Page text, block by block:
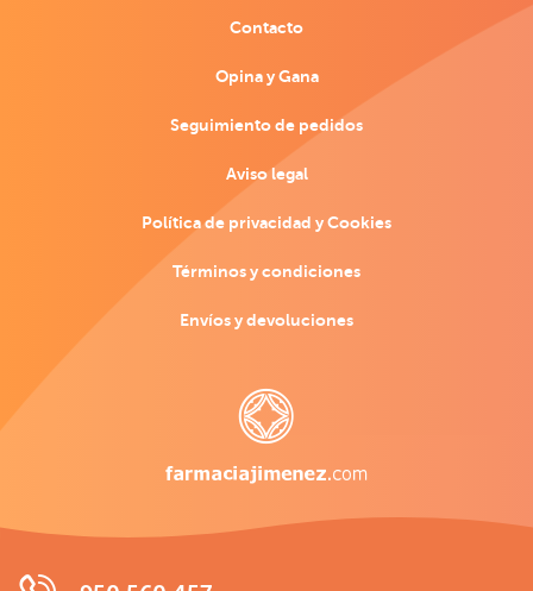
Contacto
Opina y Gana
Seguimiento de pedidos
Aviso legal
Política de privacidad y Cookies
Términos y condiciones
Envíos y devoluciones